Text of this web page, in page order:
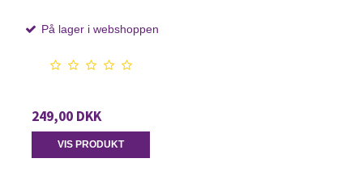
På lager i webshoppen
249,00 DKK
VIS PRODUKT